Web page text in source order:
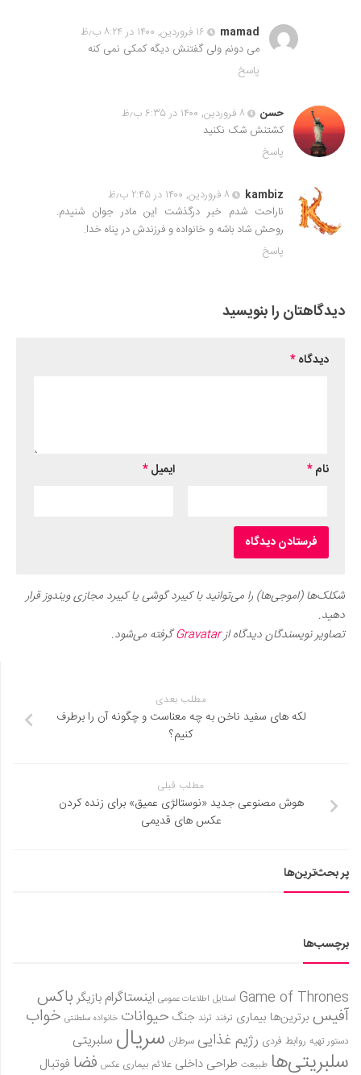
mamad
۱۶ فروردین, ۱۴۰۰ در ۸:۲۴ ب٫ظ
می دونم ولی گفتنش دیگه کمکی نمی کنه
پاسخ
حسن
۸ فروردین, ۱۴۰۰ در ۶:۳۵ ب٫ظ
کشتنش شک نکنید
پاسخ
kambiz
۸ فروردین, ۱۴۰۰ در ۲:۴۵ ب٫ظ
ناراحت شدم خبر درگذشت این مادر جوان شنیدم.
روحش شاد باشه و خانواده و فرزندش در پناه خدا.
پاسخ
دیدگاهتان را بنویسید
دیدگاه*
نام* ایمیل*
شکلک‌ها (اموجی‌ها) را می‌توانید با کیبرد گوشی یا کیبرد مجازی ویندوز قرار
دهید.
تصاویر نویسندگان دیدگاه ازGravatarگرفته می‌شود.
مطلب بعدی
لکه های سفید ناخن به چه معناست و چگونه آن را برطرف
کنیم؟
مطلب قبلی
هوش مصنوعی جدید «نوستالژی عمیق» برای زنده کردن
عکس های قدیمی
پر بحث‌ترین‌ها
برچسب‌ها
Game of Thrones استایل اطلاعات عمومی اینستاگرام بازیگر باکس
آفیس برترین‌ها بیماری ترفند ترند جنگ حیوانات خانواده سلطنتی خواب
دستور تهیه روابط فردی رژیم غذاییسرطان سریال سلبریتی
سلبریتی‌ها طبیعت طراحی داخلی علائم بیماری عکس فضا فوتبال